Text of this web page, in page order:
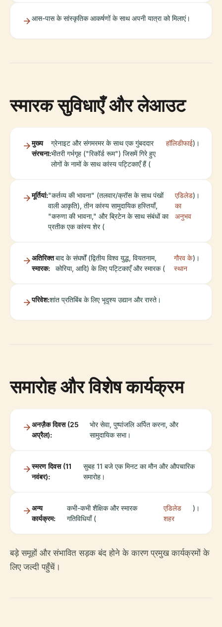
आस-पास के सांस्कृतिक आकर्षणों के साथ अपनी यात्रा को मिलाएं।
स्मारक सुविधाएँ और लेआउट
मुख्य
संरचना:
ग्रेनाइट और संगमरमर के साथ एक गुंबददार
भीतरी गर्भगृह ("रिकॉर्ड रूम") जिसमें गिरे हुए
लोगों के नामों के साथ कांस्य पट्टिकाएँ हैं (
हॉलिडीफाई)।
मूर्तियां:"कर्तव्य की भावना" (तलवार/क्रॉस के साथ पंखों
वाली आकृति), तीन कांस्य सामुदायिक हस्तियाँ,
"करुणा की भावना," और ब्रिटेन के साथ संबंधों का
प्रतीक एक कांस्य शेर (
एडिलेड
का
अनुभव
)।
अतिरिक्त
स्मारक:
बाद के संघर्षों (द्वितीय विश्व युद्ध, वियतनाम,
कोरिया, आदि) के लिए पट्टिकाएँ और स्मारक (
गौरव के
स्थान
)।
परिवेश:शांत प्रतिबिंब के लिए भूदृश्य उद्यान और रास्ते।
समारोह और विशेष कार्यक्रम
अनज़ैक दिवस (25
अप्रैल):
भोर सेवा, पुष्पांजलि अर्पित करना, और
सामुदायिक सभा।
स्मरण दिवस (11
नवंबर):
सुबह 11 बजे एक मिनट का मौन और औपचारिक
समारोह।
अन्य
कार्यक्रम:
कभी-कभी शैक्षिक और स्मारक
गतिविधियाँ (
एडिलेड
शहर
)।
बड़े समूहों और संभावित सड़क बंद होने के कारण प्रमुख कार्यक्रमों के
लिए जल्दी पहुँचें।